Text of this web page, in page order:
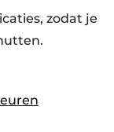
zodat je